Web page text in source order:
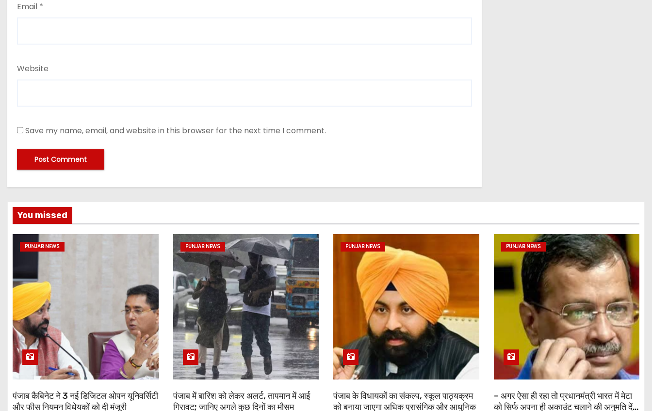
Email *
Website
Save my name, email, and website in this browser for the next time I comment.
You missed
PUNJAB NEWS
पंजाब कैबिनेट ने 3 नई डिजिटल ओपन यूनिवर्सिटी
और फीस नियमन विधेयकों को दी मंजूरी
PUNJAB NEWS
पंजाब में बारिश को लेकर अलर्ट, तापमान में आई
गिरावट; जानिए अगले कुछ दिनों का मौसम
PUNJAB NEWS
पंजाब के विधायकों का संकल्प, स्कूल पाठ्यक्रम
को बनाया जाएगा अधिक प्रासंगिक और आधुनिक
PUNJAB NEWS
– अगर ऐसा ही रहा तो प्रधानमंत्री भारत में मेटा
को सिर्फ अपना ही अकाउंट चलाने की अनुमति देंगे